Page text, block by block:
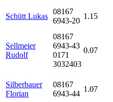
Schütt Lukas
08167
6943-20
1.15
Sellmeier
Rudolf
08167
6943-43
0171
3032403
0.07
Silberbauer
Florian
08167
6943-44
1.07